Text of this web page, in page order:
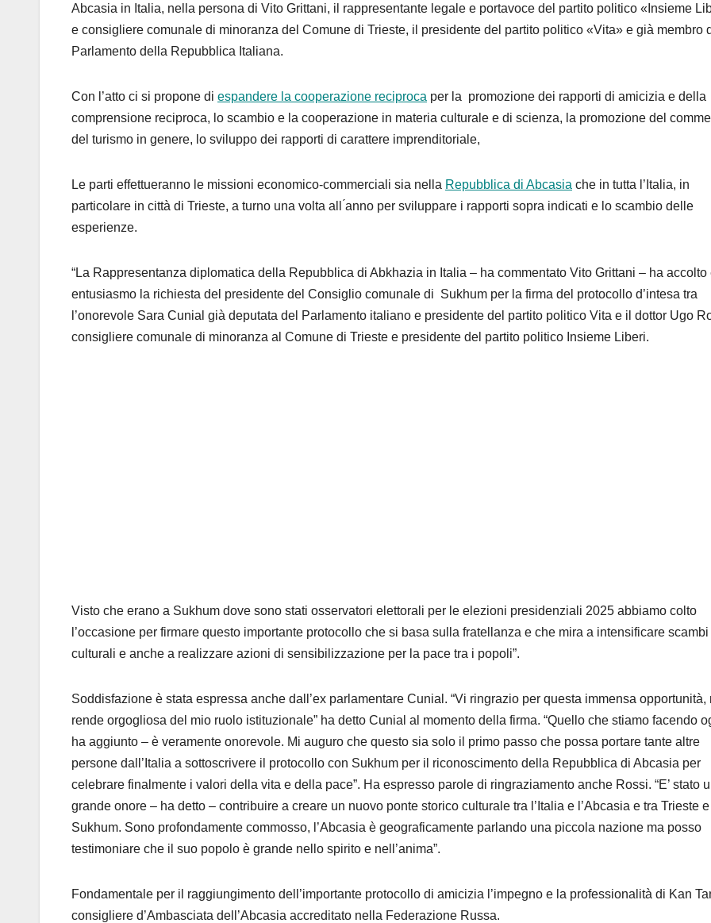
Abcasia in Italia, nella persona di Vito Grittani, il rappresentante legale e portavoce del partito politico «Insieme
e consigliere comunale di minoranza del Comune di Trieste, il presidente del partito politico «Vita» e già membro
Parlamento della Repubblica Italiana.
Con l’atto ci si propone di espandere la cooperazione reciproca per la promozione dei rapporti di amicizia e della
comprensione reciproca, lo scambio e la cooperazione in materia culturale e di scienza, la promozione del
del turismo in genere, lo sviluppo dei rapporti di carattere imprenditoriale,
Le parti effettueranno le missioni economico-commerciali sia nella Repubblica di Abcasia che in tutta l’Italia, in
particolare in città di Trieste, a turno una volta all ́anno per sviluppare i rapporti sopra indicati e lo scambio delle
esperienze.
“La Rappresentanza diplomatica della Repubblica di Abkhazia in Italia – ha commentato Vito Grittani – ha accolto
entusiasmo la richiesta del presidente del Consiglio comunale di Sukhum per la firma del protocollo d’intesa tra
l’onorevole Sara Cunial già deputata del Parlamento italiano e presidente del partito politico Vita e il dottor Ugo
consigliere comunale di minoranza al Comune di Trieste e presidente del partito politico Insieme Liberi.
Visto che erano a Sukhum dove sono stati osservatori elettorali per le elezioni presidenziali 2025 abbiamo colto
l’occasione per firmare questo importante protocollo che si basa sulla fratellanza e che mira a intensificare scambi
culturali e anche a realizzare azioni di sensibilizzazione per la pace tra i popoli”.
Soddisfazione è stata espressa anche dall’ex parlamentare Cunial. “Vi ringrazio per questa immensa opportunità,
rende orgogliosa del mio ruolo istituzionale” ha detto Cunial al momento della firma. “Quello che stiamo facendo
ha aggiunto – è veramente onorevole. Mi auguro che questo sia solo il primo passo che possa portare tante altre
persone dall’Italia a sottoscrivere il protocollo con Sukhum per il riconoscimento della Repubblica di Abcasia per
celebrare finalmente i valori della vita e della pace”. Ha espresso parole di ringraziamento anche Rossi. “E’ stato
grande onore – ha detto – contribuire a creare un nuovo ponte storico culturale tra l’Italia e l’Abcasia e tra Trieste e
Sukhum. Sono profondamente commosso, l’Abcasia è geograficamente parlando una piccola nazione ma posso
testimoniare che il suo popolo è grande nello spirito e nell’anima”.
Fondamentale per il raggiungimento dell’importante protocollo di amicizia l’impegno e la professionalità di Kan
consigliere d’Ambasciata dell’Abcasia accreditato nella Federazione Russa.